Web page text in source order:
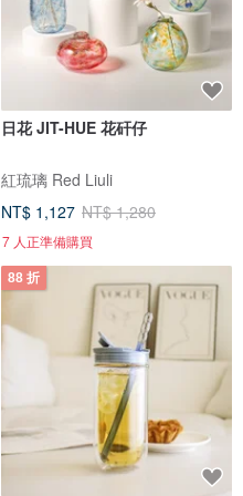
日花 JIT-HUE 花矸仔
紅琉璃 Red Liuli
NT$ 1,127 NT$ 1,280
7 人正準備購買
88 折